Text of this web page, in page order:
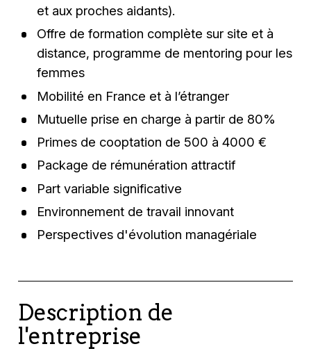
et aux proches aidants).
Offre de formation complète sur site et à
distance, programme de mentoring pour les
femmes
Mobilité en France et à l’étranger
Mutuelle prise en charge à partir de 80%
Primes de cooptation de 500 à 4000 €
Package de rémunération attractif
Part variable significative
Environnement de travail innovant
Perspectives d'évolution managériale
Description de
l'entreprise